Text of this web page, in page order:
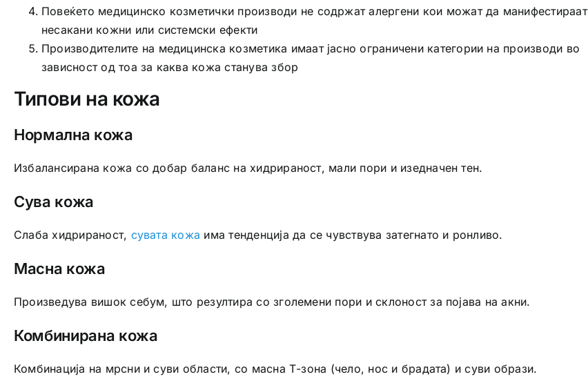
Повеќето медицинско козметички производи не содржат алергени кои можат да манифестираат
несакани кожни или системски ефекти
Производителите на медицинска козметика имаат јасно ограничени категории на производи во
зависност од тоа за каква кожа станува збор
Типови на кожа
Нормална кожа
Избалансирана кожа со добар баланс на хидрираност, мали пори и изедначен тен.
Сува кожа
Слаба хидрираност, сувата кожа има тенденција да се чувствува затегнато и ронливо.
Масна кожа
Произведува вишок себум, што резултира со зголемени пори и склоност за појава на акни.
Комбинирана кожа
Комбинација на мрсни и суви области, со масна Т-зона (чело, нос и брадата) и суви образи.